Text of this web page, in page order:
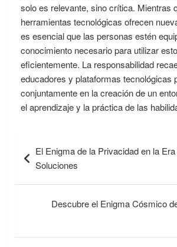
solo es relevante, sino crítica. Mientras
herramientas tecnológicas ofrecen
es esencial que las personas estén
conocimiento necesario para utilizar
eficientemente. La responsabilidad
educadores y plataformas tecnológicas
conjuntamente en la creación de un
el aprendizaje y la práctica de las
de
entradas
El Enigma de la Privacidad en la
Soluciones
Descubre el Enigma Cósmico